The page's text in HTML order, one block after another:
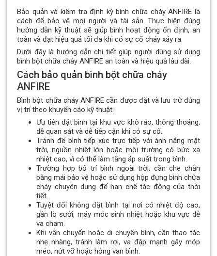
Bảo quản và kiểm tra định kỳ bình chữa cháy ANFIRE là
cách để bảo vệ mọi người và tài sản. Thực hiện đúng
hướng dẫn kỹ thuật sẽ giúp bình hoạt động ổn định, an
toàn và đạt hiệu quả tối đa khi có sự cố cháy xảy ra.
Dưới đây là hướng dẫn chi tiết giúp người dùng sử dụng
bình bột chữa cháy ANFIRE an toàn và hiệu quả lâu dài.
Cách bảo quản bình bột chữa cháy
ANFIRE
Bình bột chữa cháy ANFIRE cần được đặt và lưu trữ đúng
vị trí theo khuyến cáo kỹ thuật:
Ưu tiên đặt bình tại khu vực khô ráo, thông thoáng,
dễ quan sát và dễ tiếp cận khi có sự cố.
Tránh để bình tiếp xúc trực tiếp với ánh nắng mặt
trời, nguồn nhiệt lớn hoặc môi trường có bức xạ
nhiệt cao, vì có thể làm tăng áp suất trong bình.
Trường hợp bố trí bình ngoài trời, cần che chắn
bằng mái bảo vệ hoặc sử dụng hộp đựng bình chữa
cháy chuyên dụng để hạn chế tác động của thời
tiết.
Tuyệt đối không đặt bình tại nơi có nhiệt độ cao,
gần lò sưởi, máy móc sinh nhiệt hoặc khu vực dễ
va chạm.
Khi vận chuyển hoặc di chuyển bình, cần thao tác
nhẹ nhàng, tránh làm rơi, va đập mạnh gây móp
méo, nứt vỡ hoặc hỏng van bình.